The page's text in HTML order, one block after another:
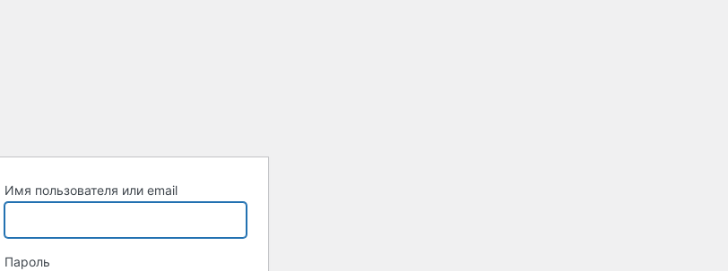
Имя пользователя или email
Пароль